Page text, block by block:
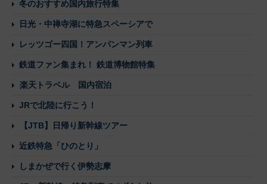
冬のおすすめ国内旅行特集
日光・中禅寺湖に特急スペーシアで
レッツゴー四国！アンパンマン列車
鉄道ファン集まれ！ 鉄道博物館特集
楽天トラベル 国内宿泊
JRで北陸に行こう！
【JTB】日帰り新幹線ツアー
近鉄特急「ひのとり」
しまかぜで行く伊勢志摩